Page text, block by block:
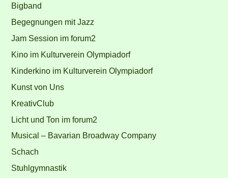
Bigband
Begegnungen mit Jazz
Jam Session im forum2
Kino im Kulturverein Olympiadorf
Kinderkino im Kulturverein Olympiadorf
Kunst von Uns
KreativClub
Licht und Ton im forum2
Musical – Bavarian Broadway Company
Schach
Stuhlgymnastik